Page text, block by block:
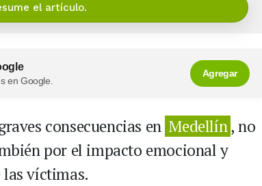
el artículo.
en Google.
Agregar
consecuencias en Medellín, no
por el impacto emocional y
víctimas.